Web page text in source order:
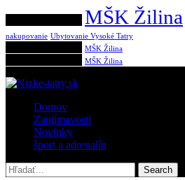
MŠK Žilina
nakupovanie Ubytovanie Vysoké Tatry
MŠK Žilina
MŠK Žilina
Domov
Zaujímavosti
Novinky
šport a adrenalín